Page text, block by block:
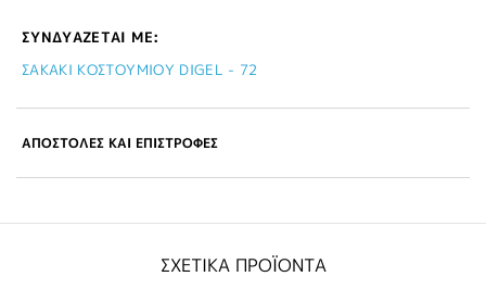
ΣΥΝΔΥΑΖΕΤΑΙ ΜΕ:
ΣΑΚΑΚΙ ΚΟΣΤΟΥΜΙΟΥ DIGEL - 72
ΑΠΟΣΤΟΛΕΣ ΚΑΙ ΕΠΙΣΤΡΟΦΕΣ
ΣΧΕΤΙΚΑ ΠΡΟΪΟΝΤΑ